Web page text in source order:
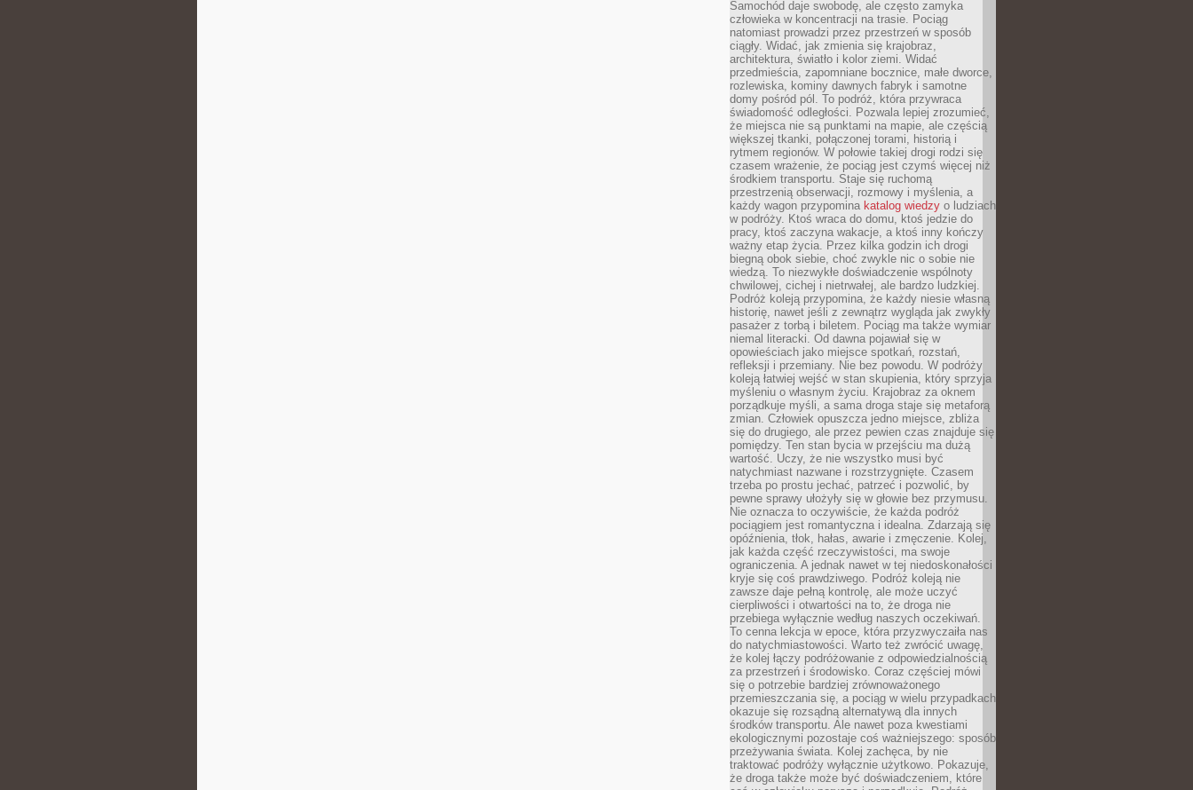
Samochód daje swobodę, ale często zamyka
człowieka w koncentracji na trasie. Pociąg
natomiast prowadzi przez przestrzeń w sposób
ciągły. Widać, jak zmienia się krajobraz,
architektura, światło i kolor ziemi. Widać
przedmieścia, zapomniane bocznice, małe dworce,
rozlewiska, kominy dawnych fabryk i samotne
domy pośród pól. To podróż, która przywraca
świadomość odległości. Pozwala lepiej zrozumieć,
że miejsca nie są punktami na mapie, ale częścią
większej tkanki, połączonej torami, historią i
rytmem regionów. W połowie takiej drogi rodzi się
czasem wrażenie, że pociąg jest czymś więcej niż
środkiem transportu. Staje się ruchomą
przestrzenią obserwacji, rozmowy i myślenia, a
każdy wagon przypomina katalog wiedzy o ludziach
w podróży. Ktoś wraca do domu, ktoś jedzie do
pracy, ktoś zaczyna wakacje, a ktoś inny kończy
ważny etap życia. Przez kilka godzin ich drogi
biegną obok siebie, choć zwykle nic o sobie nie
wiedzą. To niezwykłe doświadczenie wspólnoty
chwilowej, cichej i nietrwałej, ale bardzo ludzkiej.
Podróż koleją przypomina, że każdy niesie własną
historię, nawet jeśli z zewnątrz wygląda jak zwykły
pasażer z torbą i biletem. Pociąg ma także wymiar
niemal literacki. Od dawna pojawiał się w
opowieściach jako miejsce spotkań, rozstań,
refleksji i przemiany. Nie bez powodu. W podróży
koleją łatwiej wejść w stan skupienia, który sprzyja
myśleniu o własnym życiu. Krajobraz za oknem
porządkuje myśli, a sama droga staje się metaforą
zmian. Człowiek opuszcza jedno miejsce, zbliża
się do drugiego, ale przez pewien czas znajduje się
pomiędzy. Ten stan bycia w przejściu ma dużą
wartość. Uczy, że nie wszystko musi być
natychmiast nazwane i rozstrzygnięte. Czasem
trzeba po prostu jechać, patrzeć i pozwolić, by
pewne sprawy ułożyły się w głowie bez przymusu.
Nie oznacza to oczywiście, że każda podróż
pociągiem jest romantyczna i idealna. Zdarzają się
opóźnienia, tłok, hałas, awarie i zmęczenie. Kolej,
jak każda część rzeczywistości, ma swoje
ograniczenia. A jednak nawet w tej niedoskonałości
kryje się coś prawdziwego. Podróż koleją nie
zawsze daje pełną kontrolę, ale może uczyć
cierpliwości i otwartości na to, że droga nie
przebiega wyłącznie według naszych oczekiwań.
To cenna lekcja w epoce, która przyzwyczaiła nas
do natychmiastowości. Warto też zwrócić uwagę,
że kolej łączy podróżowanie z odpowiedzialnością
za przestrzeń i środowisko. Coraz częściej mówi
się o potrzebie bardziej zrównoważonego
przemieszczania się, a pociąg w wielu przypadkach
okazuje się rozsądną alternatywą dla innych
środków transportu. Ale nawet poza kwestiami
ekologicznymi pozostaje coś ważniejszego: sposób
przeżywania świata. Kolej zachęca, by nie
traktować podróży wyłącznie użytkowo. Pokazuje,
że droga także może być doświadczeniem, które